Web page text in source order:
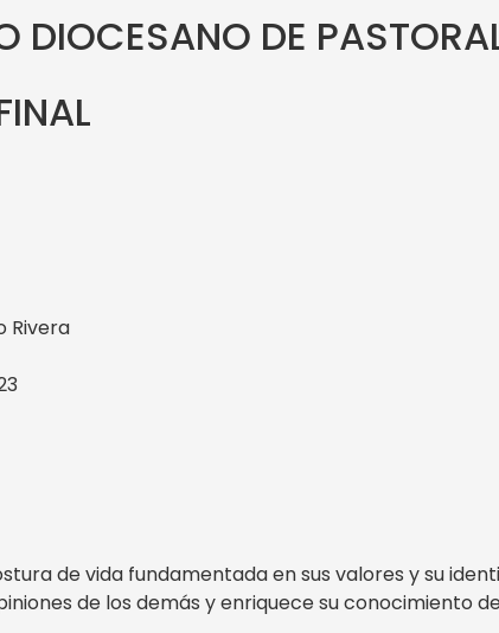
DIOCESANO DE
Rivera
de vida fundamentada en sus valores y su
de los demás y enriquece su conocimiento